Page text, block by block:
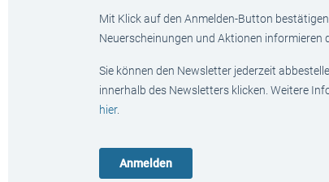
Mit Klick auf den Anmelden-Button
Neuerscheinungen und Aktionen informieren
Sie können den Newsletter jederzeit
innerhalb des Newsletters klicken. Weitere
hier.